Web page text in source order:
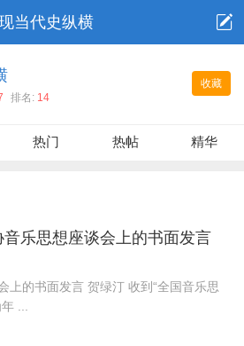
当代史纵横
收藏
排名: 14
热门 热帖 精华
乐思想座谈会上的书面发言
上的书面发言 贺绿汀 收到“全国音乐思
...